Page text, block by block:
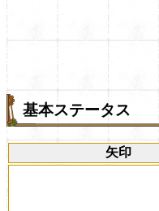
基本ステータス
矢印